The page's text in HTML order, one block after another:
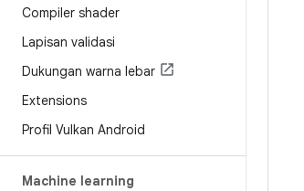
Compiler shader
Lapisan validasi
Dukungan warna lebar
Extensions
Profil Vulkan Android
Machine learning